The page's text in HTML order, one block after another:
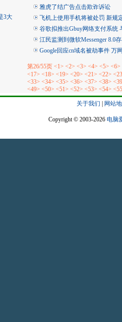
3大
雅虎了结广告点击欺诈诉讼
飞机上使用手机将被处罚 新规
谷歌拟推出Gbuy网络支付系统
江民监测到微软Messenger 8.0
Google回应cn域名被劫事件 万
第26/55页 <1> <2> <3> <4> <5> <6>
<17> <18> <19> <20> <21> <22>
<33> <34> <35> <36> <37> <38>
<49> <50> <51> <52> <53> <54>
关于我们 网站
Copyright © 2003-2026 电脑